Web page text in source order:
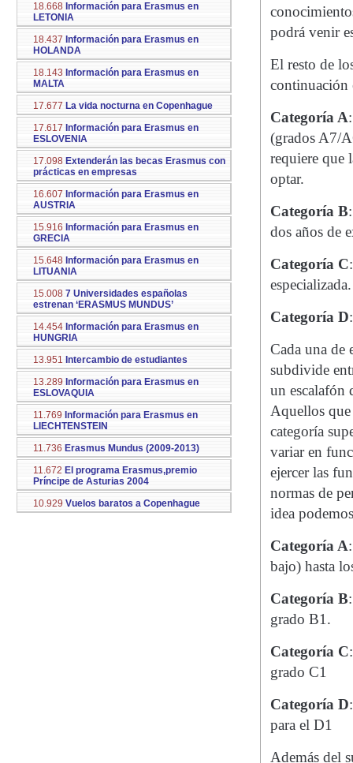
18.668 Información para Erasmus en
LETONIA
18.437 Información para Erasmus en
HOLANDA
18.143 Información para Erasmus en
MALTA
17.677 La vida nocturna en Copenhague
17.617 Información para Erasmus en
ESLOVENIA
17.098 Extenderán las becas Erasmus con
prácticas en empresas
16.607 Información para Erasmus en
AUSTRIA
15.916 Información para Erasmus en
GRECIA
15.648 Información para Erasmus en
LITUANIA
15.008 7 Universidades españolas
estrenan ‘ERASMUS MUNDUS’
14.454 Información para Erasmus en
HUNGRIA
13.951 Intercambio de estudiantes
13.289 Información para Erasmus en
ESLOVAQUIA
11.769 Información para Erasmus en
LIECHTENSTEIN
11.736 Erasmus Mundus (2009-2013)
11.672 El programa Erasmus,premio
Príncipe de Asturias 2004
10.929 Vuelos baratos a Copenhague
podrá venir
El resto de
continuación
Categoría A
(grados A7/
requiere que
optar.
Categoría B
dos años de
Categoría C
especializada.
Categoría D
Cada una de
subdivide
un escalafón
Aquellos que
categoría
variar en
ejercer las
normas de
idea
Categoría A
bajo) hasta
Categoría B
grado B1.
Categoría C
grado C1
Categoría D
para el D1
Además del